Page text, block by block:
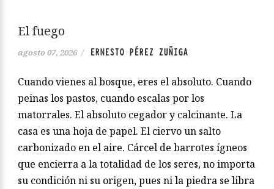
El fuego
agosto 07, 2026 / ERNESTO PÉREZ ZUÑIGA
Cuando vienes al bosque, eres el absoluto. Cuando
peinas los pastos, cuando escalas por los
matorrales. El absoluto cegador y calcinante. La
casa es una hoja de papel. El ciervo un salto
carbonizado en el aire. Cárcel de barrotes ígneos
que encierra a la totalidad de los seres, no importa
su condición ni su origen, pues ni la piedra se libra